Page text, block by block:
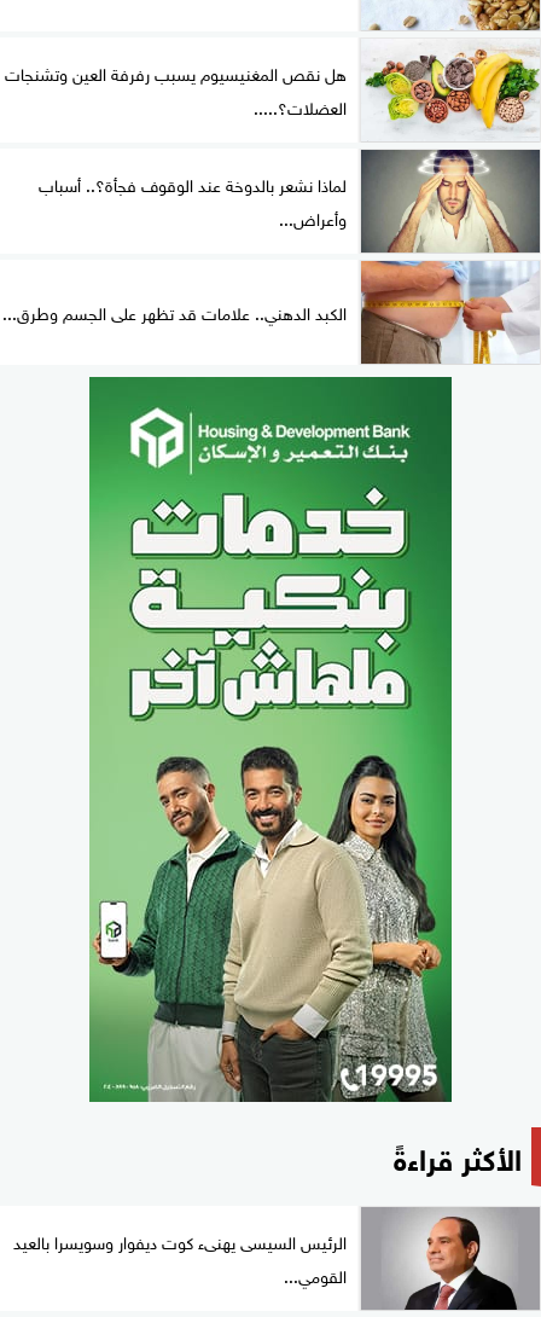
هل نقص المغنيسيوم يسبب رفرفة العين وتشنجات
العضلات؟.....
لماذا نشعر بالدوخة عند الوقوف فجأة؟.. أسباب
وأعراض...
الكبد الدهني.. علامات قد تظهر على الجسم وطرق...
الأكثر قراءةً
الرئيس السيسى يهنىء كوت ديفوار وسويسرا بالعيد
القومي...